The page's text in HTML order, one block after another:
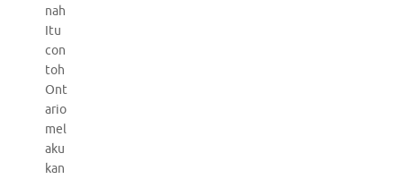
nah
Itu
con
toh
Ont
ario
mel
aku
kan